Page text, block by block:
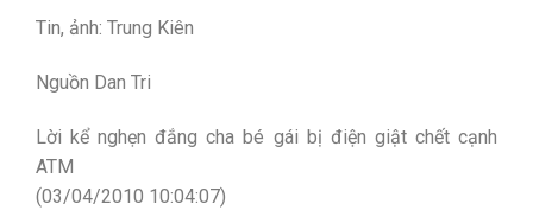
Tin, ảnh: Trung Kiên
Nguồn Dan Tri
Lời kể nghẹn đắng cha bé gái bị điện giật chết cạnh
ATM
(03/04/2010 10:04:07)